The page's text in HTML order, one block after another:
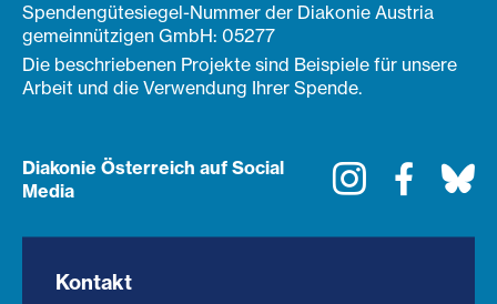
Spendengütesiegel-Nummer der Diakonie Austria
gemeinnützigen GmbH: 05277
Die beschriebenen Projekte sind Beispiele für unsere
Arbeit und die Verwendung Ihrer Spende.
Diakonie Österreich auf Social
Media
Instagram
Kontakt